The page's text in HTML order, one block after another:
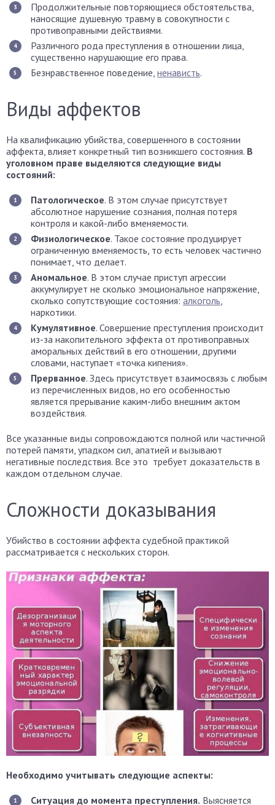
Продолжительные повторяющиеся обстоятельства,
наносящие душевную травму в совокупности с
противоправными действиями.
Различного рода преступления в отношении лица,
существенно нарушающие его права.
Безнравственное поведение, ненависть.
Виды аффектов
На квалификацию убийства, совершенного в состоянии
аффекта, влияет конкретный тип возникшего состояния. В
уголовном праве выделяются следующие виды
состояний:
Патологическое. В этом случае присутствует
абсолютное нарушение сознания, полная потеря
контроля и какой-либо вменяемости.
Физиологическое. Такое состояние продуцирует
ограниченную вменяемость, то есть человек частично
понимает, что делает.
Аномальное. В этом случае приступ агрессии
аккумулирует не сколько эмоциональное напряжение,
сколько сопутствующие состояния: алкоголь,
наркотики.
Кумулятивное. Совершение преступления происходит
из-за накопительного эффекта от противоправных
аморальных действий в его отношении, другими
словами, наступает «точка кипения».
Прерванное. Здесь присутствует взаимосвязь с любым
из перечисленных видов, но его особенностью
является прерывание каким-либо внешним актом
воздействия.
Все указанные виды сопровождаются полной или частичной
потерей памяти, упадком сил, апатией и вызывают
негативные последствия. Все это требует доказательств в
каждом отдельном случае.
Сложности доказывания
Убийство в состоянии аффекта судебной практикой
рассматривается с нескольких сторон.
Необходимо учитывать следующие аспекты:
Ситуация до момента преступления. Выясняется